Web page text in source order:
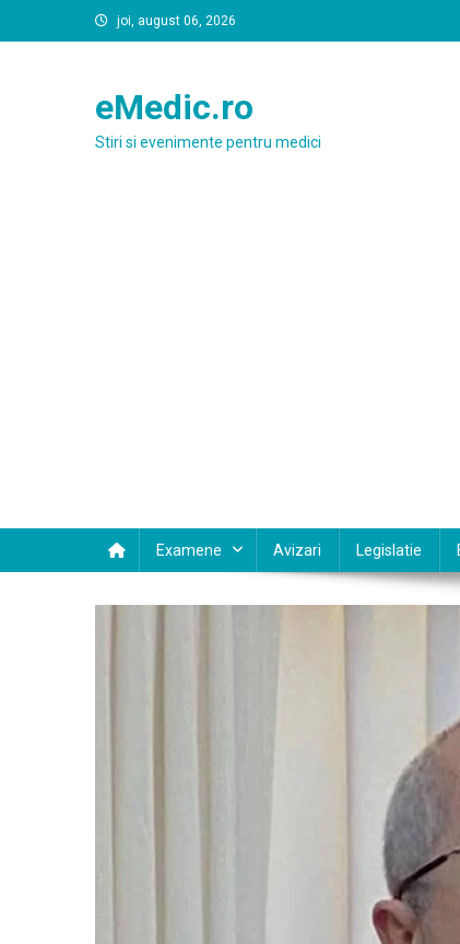
to
joi, august 06, 2026
eMedic.ro
Stiri si evenimente pentru medici
Examene Avizari Legislatie